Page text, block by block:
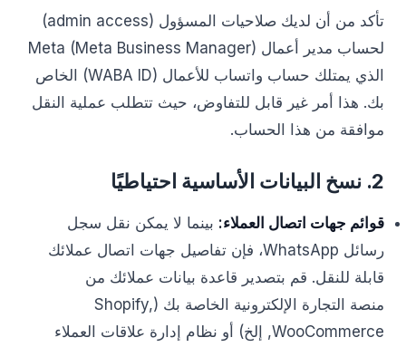
تأكد من أن لديك صلاحيات المسؤول (admin access)
لحساب مدير أعمال Meta (Meta Business Manager)
الذي يمتلك حساب واتساب للأعمال (WABA ID) الخاص
بك. هذا أمر غير قابل للتفاوض، حيث تتطلب عملية النقل
موافقة من هذا الحساب.
2. نسخ البيانات الأساسية احتياطيًا
قوائم جهات اتصال العملاء: بينما لا يمكن نقل سجل
رسائل WhatsApp، فإن تفاصيل جهات اتصال عملائك
قابلة للنقل. قم بتصدير قاعدة بيانات عملائك من
منصة التجارة الإلكترونية الخاصة بك (Shopify,
WooCommerce, إلخ) أو نظام إدارة علاقات العملاء